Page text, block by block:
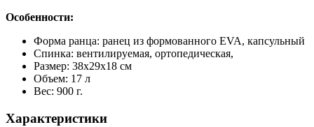
Особенности:
Форма ранца: ранец из формованного EVA, капсульный
Спинка: вентилируемая, ортопедическая,
Размер: 38х29х18 см
Объем: 17 л
Вес: 900 г.
Характеристики